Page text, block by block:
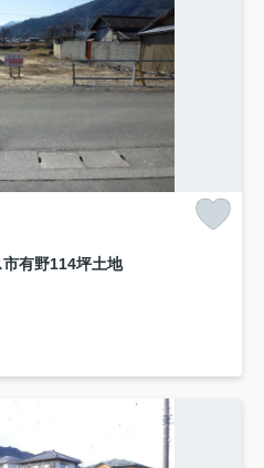
有野114坪土地